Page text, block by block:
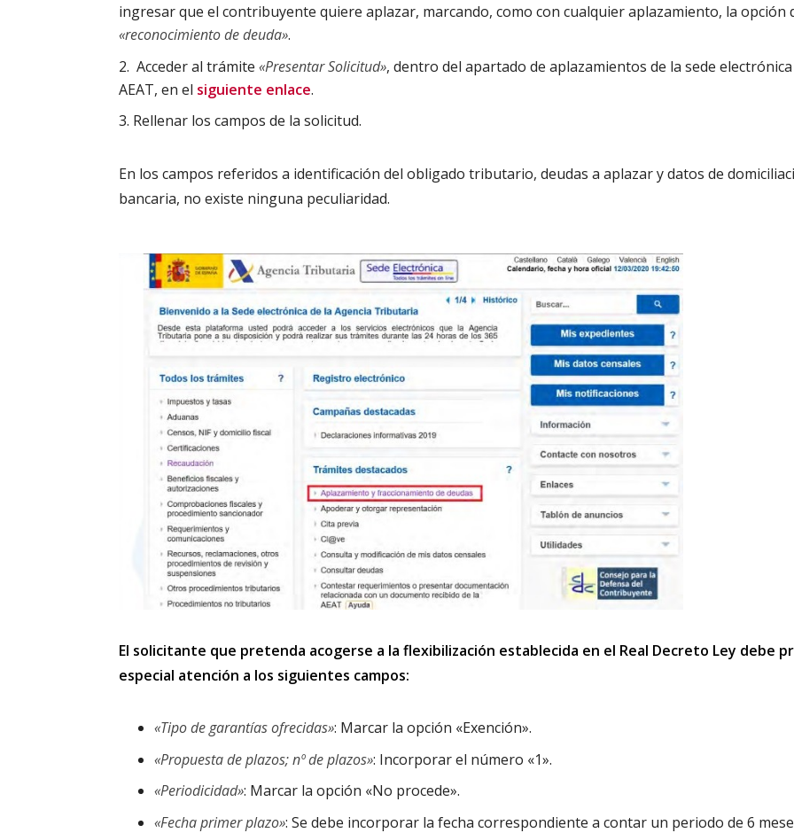
ingresar que el contribuyente quiere aplazar, marcando, como con cualquier aplazamiento, la opción
«reconocimiento de deuda».
Acceder al trámite«Presentar Solicitud», dentro del apartado de aplazamientos de la sede electrónica
AEAT, en el siguiente enlace.
Rellenar los campos de la solicitud.
En los campos referidos a identificación del obligado tributario, deudas a aplazar y datos de
bancaria, no existe ninguna peculiaridad.
El solicitante que pretenda acogerse a la flexibilización establecida en el Real Decreto Ley debe
especial atención a los siguientes campos:
«Tipo de garantías ofrecidas»: Marcar la opción «Exención».
«Propuesta de plazos; nº de plazos»: Incorporar el número «1».
«Periodicidad»: Marcar la opción «No procede».
«Fecha primer plazo»: Se debe incorporar la fecha correspondiente a contar un periodo de 6